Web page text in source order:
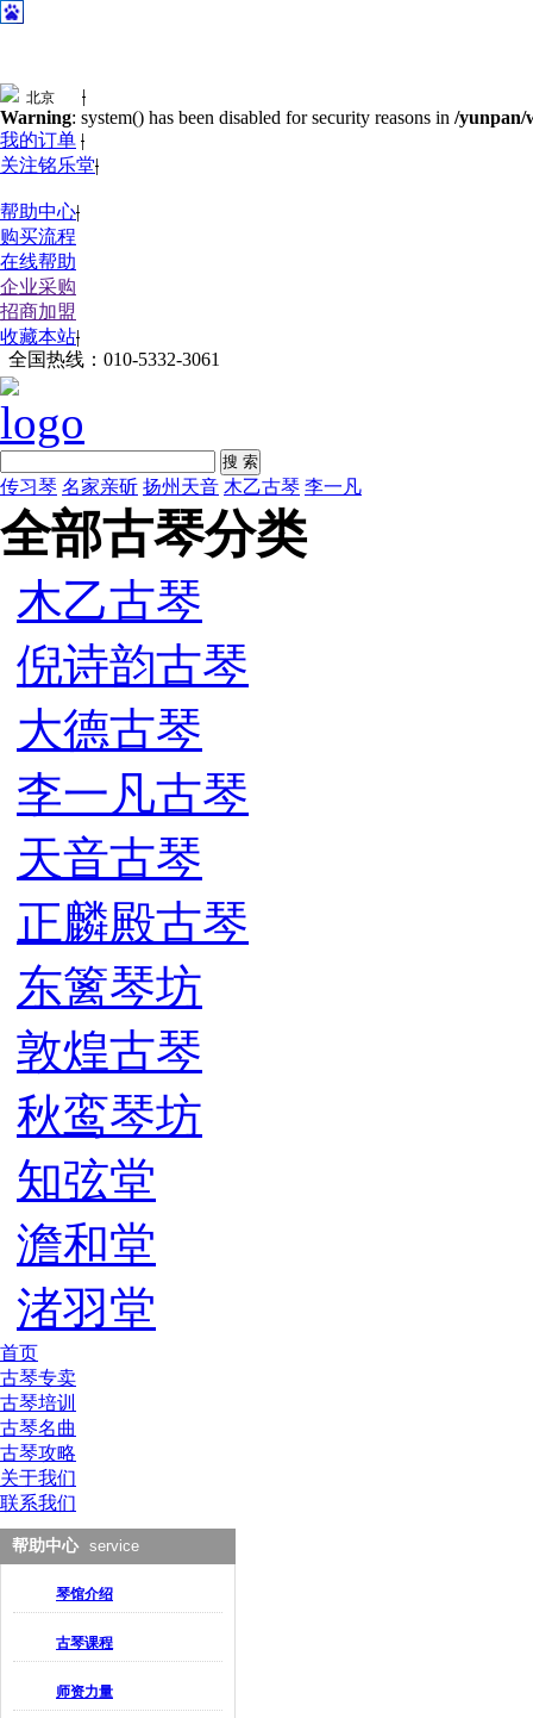
|
Warning: system() has been disabled for security reasons in /yunpan/
我的订单 |
关注铭乐堂|
帮助中心|
购买流程
在线帮助
企业采购
招商加盟
收藏本站|
全国热线： 010-5332-3061
搜 索
传习琴 名家亲斫 扬州天音 木乙古琴 李一凡
全部古琴分类
木乙古琴
倪诗韵古琴
大德古琴
李一凡古琴
天音古琴
正麟殿古琴
东篱琴坊
敦煌古琴
秋鸾琴坊
知弦堂
澹和堂
渚羽堂
首页
古琴专卖
古琴培训
古琴名曲
古琴攻略
关于我们
联系我们
帮助中心 service
琴馆介绍
古琴课程
师资力量